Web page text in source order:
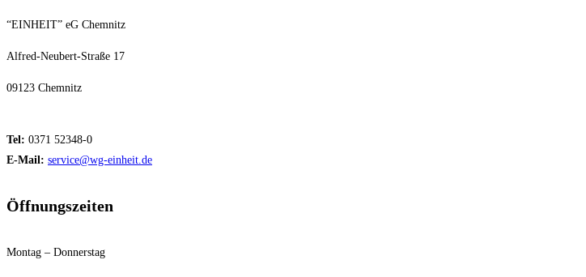
“EINHEIT” eG Chemnitz
Alfred-Neubert-Straße 17
09123 Chemnitz
Tel: 0371 52348-0
E-Mail: service@wg-einheit.de
Öffnungszeiten
Montag – Donnerstag